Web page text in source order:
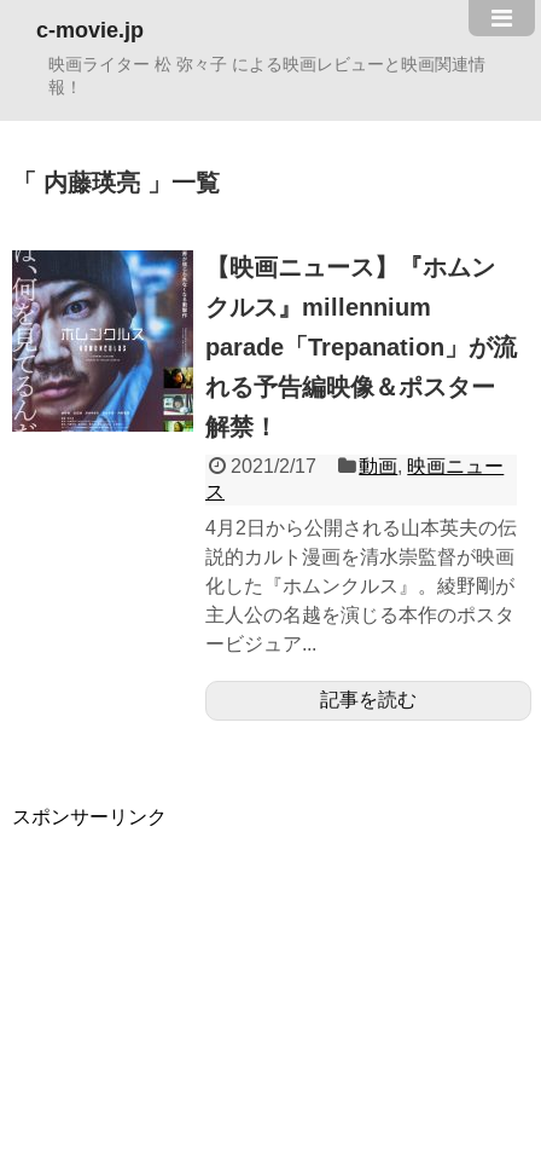
c-movie.jp
映画ライター 松 弥々子 による映画レビューと映画関連情
報！
内藤瑛亮 一覧
【映画ニュース】『ホムン
クルス』millennium
parade「Trepanation」が流
れる予告編映像＆ポスター
解禁！
2021/2/17 動画, 映画ニュー
ス
4月2日から公開される山本英夫の伝
説的カルト漫画を清水崇監督が映画
化した『ホムンクルス』。綾野剛が
主人公の名越を演じる本作のポスタ
ービジュア...
記事を読む
スポンサーリンク